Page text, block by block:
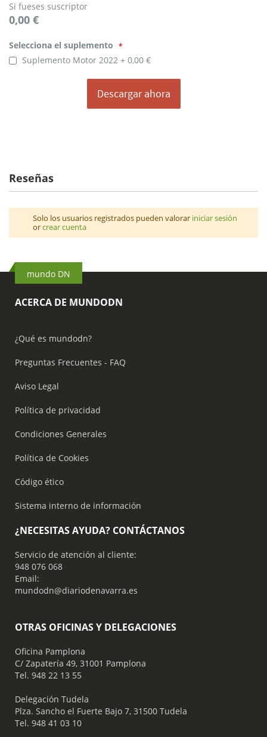
Si fueses suscriptor
0,00 €
el
suplemento
Selecciona el suplemento
Suplemento Motor 2022
0,00 €
Descargar ahora
Reseñas
Solo los usuarios registrados pueden valorar iniciar sesión
orcrear cuenta
mundo DN
ACERCA DE MUNDODN
¿Qué es mundodn?
Preguntas Frecuentes - FAQ
Aviso Legal
Política de privacidad
Condiciones Generales
Política de Cookies
Código ético
Sistema interno de información
¿NECESITAS AYUDA? CONTÁCTANOS
Servicio de atención al cliente:
948 076 068
Email:
mundodn@diariodenavarra.es
OTRAS OFICINAS Y DELEGACIONES
Oficina Pamplona
C/ Zapatería 49, 31001 Pamplona
Tel. 948 22 13 55
​ Delegación Tudela
Plza. Sancho el Fuerte Bajo 7, 31500 Tudela
Tel. 948 41 03 10